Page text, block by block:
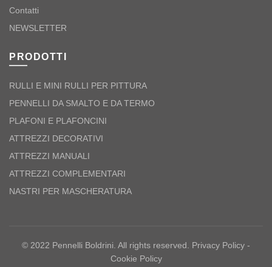
Contatti
NEWSLETTER
PRODOTTI
RULLI E MINI RULLI PER PITTURA
PENNELLI DA SMALTO E DA TERMO
PLAFONI E PLAFONCINI
ATTREZZI DECORATIVI
ATTREZZI MANUALI
ATTREZZI COMPLEMENTARI
NASTRI PER MASCHERATURA
© 2022 Pennelli Boldrini. All rights reserved. Privacy Policy -
Cookie Policy